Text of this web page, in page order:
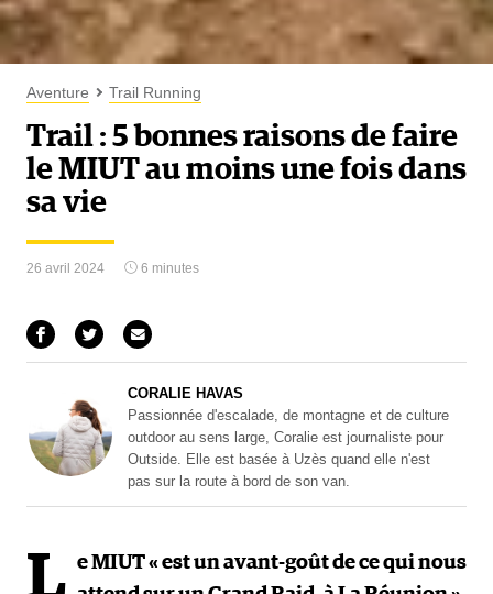
Aventure Trail Running
Trail : 5 bonnes raisons de faire
le MIUT au moins une fois dans
sa vie
26 avril 2024 6 minutes
CORALIE HAVAS
Passionnée d'escalade, de montagne et de culture
outdoor au sens large, Coralie est journaliste pour
Outside. Elle est basée à Uzès quand elle n'est
pas sur la route à bord de son van.
L e MIUT « est un avant-goût de ce qui nous